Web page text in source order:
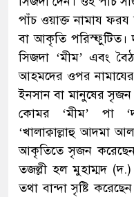
পাঁচ ওয়াক্ত নামায
বা আকৃতি পরিস্ফুটিত।
সিজদা ‘মীম’ এবং
আহমদের ওপর
ইনসান বা মানুষের
কোমর ‘মীম’ পা
‘খালাক্বাল্লাহু আদমা
আকৃতিতে সৃজন
তজল্লী হল মুহাম্মদ
তথা বান্দা সৃষ্টি